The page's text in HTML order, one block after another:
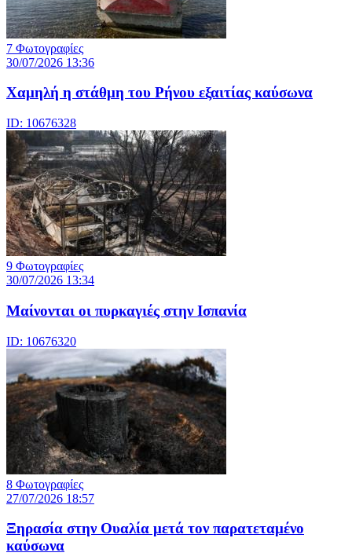
7 Φωτογραφίες
30/07/2026 13:36
Χαμηλή η στάθμη του Ρήνου εξαιτίας καύσωνα
ID: 10676328
9 Φωτογραφίες
30/07/2026 13:34
Μαίνονται οι πυρκαγιές στην Ισπανία
ID: 10676320
8 Φωτογραφίες
27/07/2026 18:57
Ξηρασία στην Ουαλία μετά τον παρατεταμένο
καύσωνα